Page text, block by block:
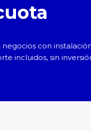
con
incluidos, sin